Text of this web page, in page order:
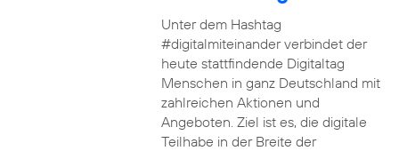
Unter dem Hashtag
#digitalmiteinander verbindet der
heute stattfindende Digitaltag
Menschen in ganz Deutschland mit
zahlreichen Aktionen und
Angeboten. Ziel ist es, die digitale
Teilhabe in der Breite der